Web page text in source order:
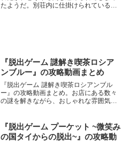
たようだ。別荘内に仕掛けられている謎
『脱出ゲーム 謎解き喫茶ロシア
ンブルー』の攻略動画まとめ
『脱出ゲーム 謎解き喫茶ロシアンブル
ー』の攻略動画まとめ。お店にある数々
の謎を解きながら、おしゃれな雰囲気の
『脱出ゲーム プーケット ~微笑み
の国タイからの脱出~』の攻略動